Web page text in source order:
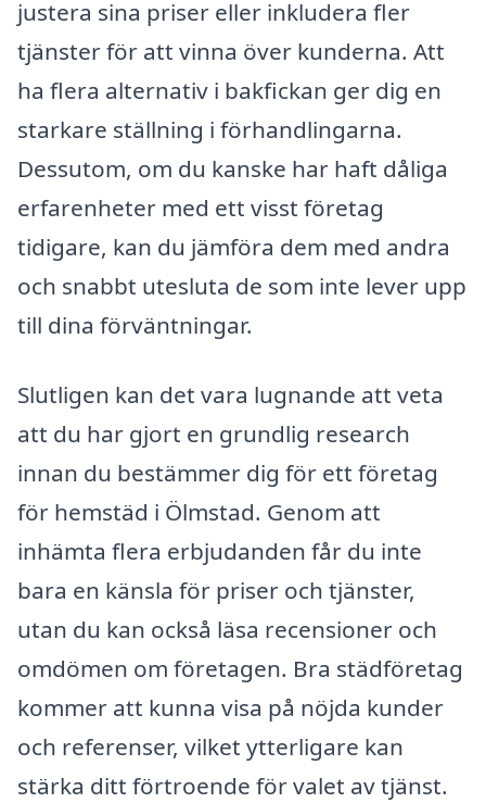
justera sina priser eller inkludera fler
tjänster för att vinna över kunderna. Att
ha flera alternativ i bakfickan ger dig en
starkare ställning i förhandlingarna.
Dessutom, om du kanske har haft dåliga
erfarenheter med ett visst företag
tidigare, kan du jämföra dem med andra
och snabbt utesluta de som inte lever upp
till dina förväntningar.
Slutligen kan det vara lugnande att veta
att du har gjort en grundlig research
innan du bestämmer dig för ett företag
för hemstäd i Ölmstad. Genom att
inhämta flera erbjudanden får du inte
bara en känsla för priser och tjänster,
utan du kan också läsa recensioner och
omdömen om företagen. Bra städföretag
kommer att kunna visa på nöjda kunder
och referenser, vilket ytterligare kan
stärka ditt förtroende för valet av tjänst.